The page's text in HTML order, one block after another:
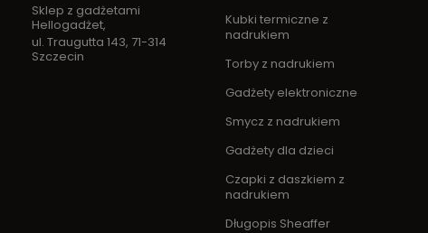
Sklep z gadżetami
Hellogadżet,
ul. Traugutta 143, 71-314
Szczecin
Kubki termiczne z
nadrukiem
Torby z nadrukiem
Gadżety elektroniczne
Smycz z nadrukiem
Gadżety dla dzieci
Czapki z daszkiem z
nadrukiem
Długopis Sheaffer